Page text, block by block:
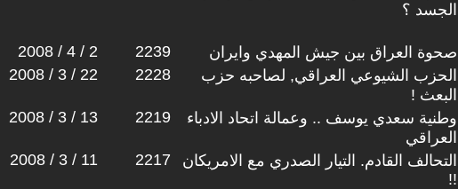
الجسد ؟
2008 / 4 / 2 2239 صحوة العراق بين جيش المهدي وايران
2008 / 3 / 22 2228
الحزب الشيوعي العراقي, لصاحبه حزب
البعث !
2008 / 3 / 13 2219
وطنية سعدي يوسف .. وعمالة اتحاد الادباء
العراقي
2008 / 3 / 11 2217
التحالف القادم. التيار الصدري مع الامريكان
!!